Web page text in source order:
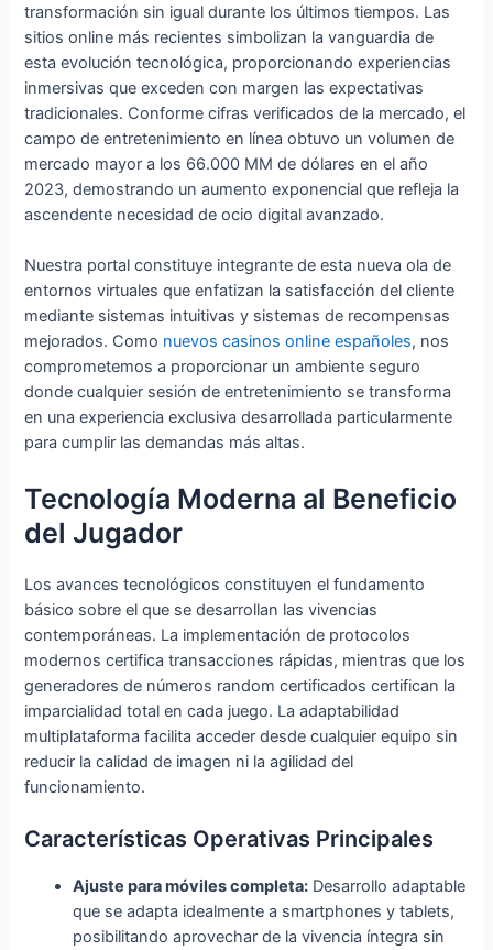
transformación sin igual durante los últimos tiempos. Las
sitios online más recientes simbolizan la vanguardia de
esta evolución tecnológica, proporcionando experiencias
inmersivas que exceden con margen las expectativas
tradicionales. Conforme cifras verificados de la mercado, el
campo de entretenimiento en línea obtuvo un volumen de
mercado mayor a los 66.000 MM de dólares en el año
2023, demostrando un aumento exponencial que refleja la
ascendente necesidad de ocio digital avanzado.
Nuestra portal constituye integrante de esta nueva ola de
entornos virtuales que enfatizan la satisfacción del cliente
mediante sistemas intuitivas y sistemas de recompensas
mejorados. Como nuevos casinos online españoles, nos
comprometemos a proporcionar un ambiente seguro
donde cualquier sesión de entretenimiento se transforma
en una experiencia exclusiva desarrollada particularmente
para cumplir las demandas más altas.
Tecnología Moderna al Beneficio
del Jugador
Los avances tecnológicos constituyen el fundamento
básico sobre el que se desarrollan las vivencias
contemporáneas. La implementación de protocolos
modernos certifica transacciones rápidas, mientras que los
generadores de números random certificados certifican la
imparcialidad total en cada juego. La adaptabilidad
multiplataforma facilita acceder desde cualquier equipo sin
reducir la calidad de imagen ni la agilidad del
funcionamiento.
Características Operativas Principales
Ajuste para móviles completa: Desarrollo adaptable
que se adapta idealmente a smartphones y tablets,
posibilitando aprovechar de la vivencia íntegra sin